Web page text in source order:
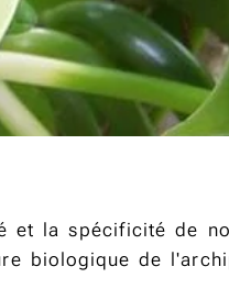
et la spécificité de
biologique de